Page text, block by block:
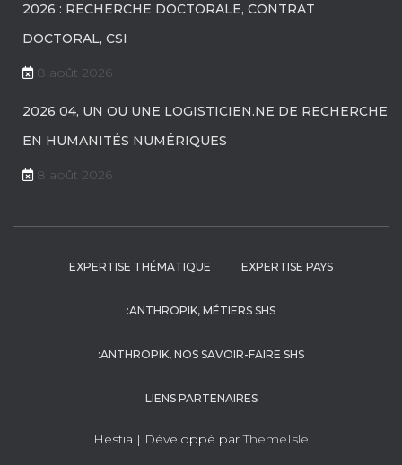
2026 : RECHERCHE DOCTORALE, CONTRAT
DOCTORAL, CSI
8 août 2026
2026 04, UN OU UNE LOGISTICIEN.NE DE RECHERCHE
EN HUMANITÉS NUMÉRIQUES
8 août 2026
EXPERTISE THÉMATIQUE EXPERTISE PAYS
:ANTHROPIK, MÉTIERS SHS
:ANTHROPIK, NOS SAVOIR-FAIRE SHS
LIENS PARTENAIRES
Hestia | Développé parThemeIsle